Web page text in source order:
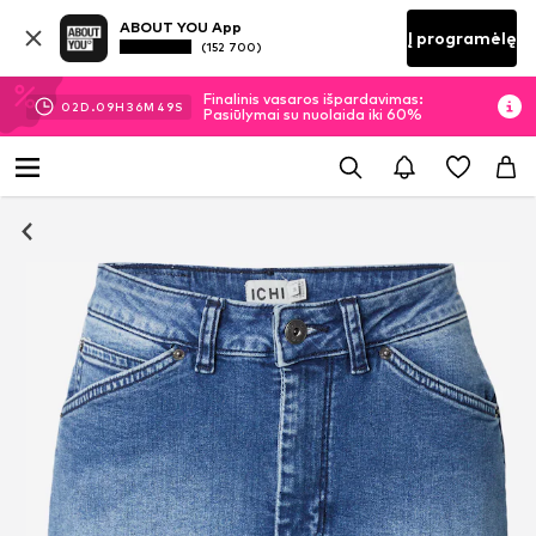
ABOUT YOU App
(152 700) Į programėlę
02D.09H 36M 48S
Finalinis vasaros išpardavimas:
Pasiūlymai su nuolaida iki 60%